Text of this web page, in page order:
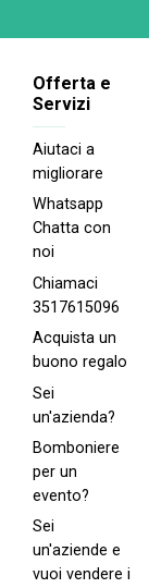
Offerta e
Servizi
Aiutaci a
migliorare
Whatsapp
Chatta con
noi
Chiamaci
3517615096
Acquista un
buono regalo
Sei
un'azienda?
Bomboniere
per un
evento?
Sei
un'aziende e
vuoi vendere i